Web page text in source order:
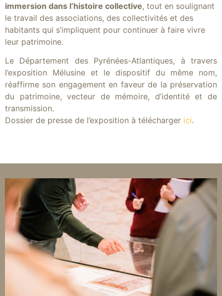
immersion dans l’histoire collective, tout en soulignant
le travail des associations, des collectivités et des
habitants qui s’impliquent pour continuer à faire vivre
leur patrimoine.
Le Département des Pyrénées-Atlantiques, à travers
l’exposition Mélusine et le dispositif du même nom,
réaffirme son engagement en faveur de la préservation
du patrimoine, vecteur de mémoire, d’identité et de
transmission.
Dossier de presse de l’exposition à télécharger ici.